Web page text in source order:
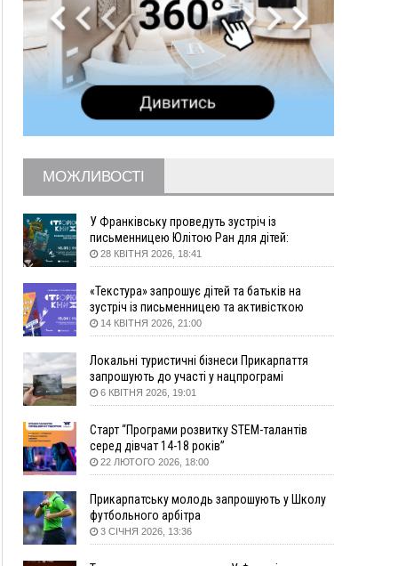
посуха - рівні води наблизилися до найнижчих
показників
11:09
У Бурштині поблизу АЗС сталася масова бійка,
поліція з'ясовує обставини
ФОП із Житомира після купівлі права
вимоги за 120 тисяч позивається до
Франківська на понад 20 млн грн
збирання ягід
Вчора
19:52
У Франківську вперше прооперували немовля
без відкритої операції
пошукового загону "Плацдарм" Олексій Юков
18:11
СБС за дві доби уразили 13 енергооб'єктів на
окупованих територіях
17:20
Українці подали рекордну кількість заяв до
університетів. Які спеціальності обирають
16:43
Зарплати на Прикарпатті за місяць зросли на
16:14
Франківець, який стріляв біля АЗС, вийшов під
заставу та був повторно затриманий
15:54
Прикарпатець прийшов у Пенсійний та заявив
поліції про гранату, бо йому не нарахували
пенсію
14:59
У Болгарії затримали прикарпатця, який
МОЖЛИВОСТІ
У Франківську проведуть зустріч із
письменницею Юлітою Ран для дітей:
говоритимуть про серію книг про Мавку
28 КВІТНЯ 2026, 18:41
«Текстура» запрошує дітей та батьків на
зустріч із письменницею та активісткою
Анною Повх
14 КВІТНЯ 2026, 21:00
Локальні туристичні бізнеси Прикарпаття
запрошують до участі у нацпрограмі
«Подорож до себе»
6 КВІТНЯ 2026, 19:01
Старт “Програми розвитку STEM-талантів
серед дівчат 14-18 років”
22 ЛЮТОГО 2026, 18:00
Прикарпатську молодь запрошують у Школу
футбольного арбітра
3 СІЧНЯ 2026, 13:36